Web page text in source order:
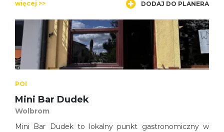
inspirowane kuchnią Dalekiego Wschodu.
więcej >> DODAJ DO PLANERA
POI
Mini Bar Dudek
Wolbrom
Mini Bar Dudek to lokalny punkt gastronomiczny w